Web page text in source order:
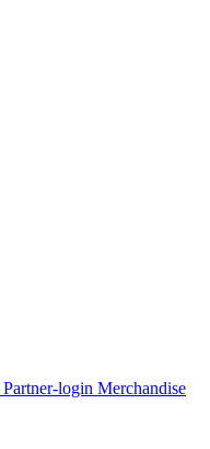
Partner-login Merchandise